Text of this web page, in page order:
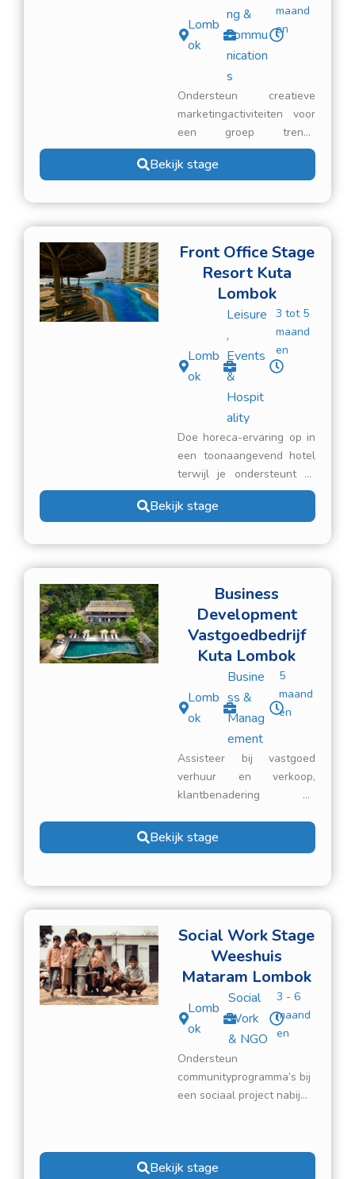
Lomb
ok
ng &
Commu
nication
s
maand
en
Ondersteun creatieve
marketingactiviteiten voor
een groep trendy
restaurants. Maak
aantrekkelijke content voor
fotografie en ondersteun
bij het online promoten van
de restaurantmerken. Je
zult ook betrokken zijn bij
de maandelijkse
evenementen op de
verschillende locaties.
Bekijk stage
Front Office Stage
Resort Kuta
Lombok
Lomb
ok
Leisure
,
Events
&
Hospit
ality
3 tot 5
maand
en
Doe horeca-ervaring op in
een toonaangevend hotel
terwijl je ondersteunt bij
de dagelijkse
werkzaamheden van de
sterrenhotel ligt in Kuta
Lombok en bevindt zich
strand van Mandalika! Help
gasten, beheer
reserveringen en leer de
standaarden van
klantenservice in de
hotelsector in een
professionele omgeving.
Bekijk stage
Business
Development
Vastgoedbedrijf
Kuta Lombok
Lomb
ok
Busine
ss &
Manag
ement
5
maand
en
Assisteer bij vastgoed
verhuur en verkoop,
klantbenadering en
praktijkervaring opdoet in
de vastgoedsector. Het
Lombok en is op zoek naar
studenten in vastgoed of
Bekijk stage
Social Work Stage
Weeshuis
Mataram Lombok
Lomb
ok
Social
Work
& NGO
3 - 6
maand
en
Ondersteun
communityprogramma’s bij
een sociaal project nabij
outreach en sociale
ontwikkelingsinitiatieven.
Bekijk stage